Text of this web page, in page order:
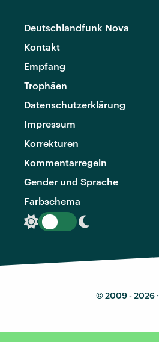
Deutschlandfunk Nova
Kontakt
Empfang
Trophäen
Datenschutzerklärung
Impressum
Korrekturen
Kommentarregeln
Gender und Sprache
Farbschema
© 2009 - 2026 ·